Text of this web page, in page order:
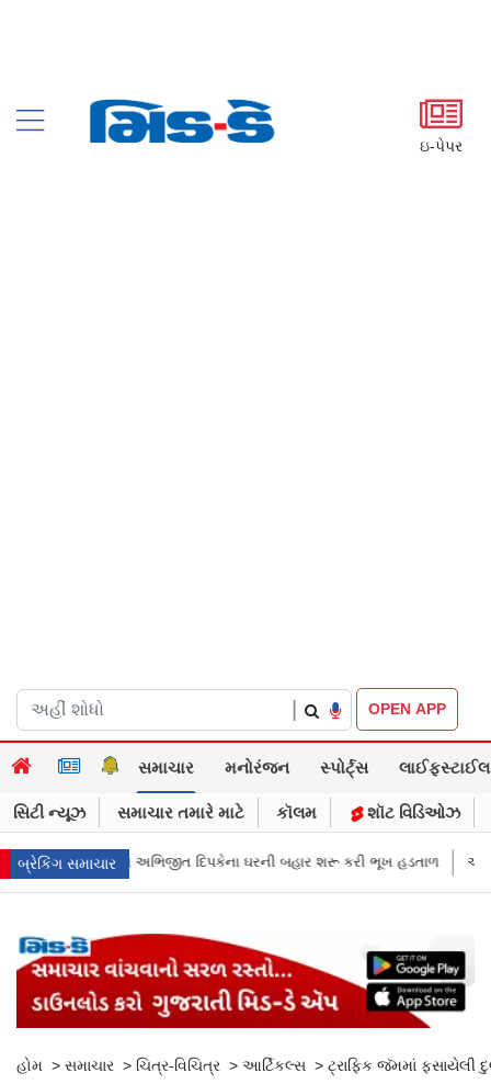
ઇ-પેપર
OPEN APP
સમાચાર મનોરંજન સ્પોર્ટ્સ લાઈફસ્ટાઈલ
સિટી ન્યૂઝ સમાચાર તમારે માટે કૉલમ શૉટ વિડિઓઝ
બ્રેકિંગ સમાચાર
ઘરની બહાર શરૂ કરી ભૂખ હડતાળ અભિજીત દિપકેએ CJPની નવી નીતિ જાહેર
હોમ > સમાચાર > ચિત્ર-વિચિત્ર > આર્ટિકલ્સ > ટ્રાફિક જૅમમાં ફસાયેલી